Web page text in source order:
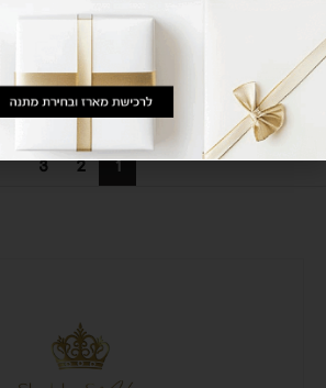
איפור ערב טבעי
איפור מראה טבעי הפך לסטנדרט המוביל בעולם
אלגנטיות, סטייל יוקרתי ושמירה קפדנית על
הטבעי...
CONTINUE READING
1
2
3